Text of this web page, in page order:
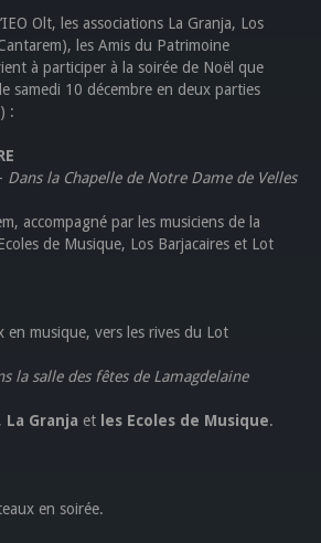
Olt, les associations La Granja, Los
les Amis du Patrimoine
à participer à la soirée de Noël que
samedi 10 décembre en deux parties
:
Dans la Chapelle de Notre Dame de Velles
accompagné par les musiciens de la
de Musique, Los Barjacaires et Lot
en musique, vers les rives du Lot
la salle des fêtes de Lamagdelaine
, La Granja et les Ecoles de Musique.
en soirée.